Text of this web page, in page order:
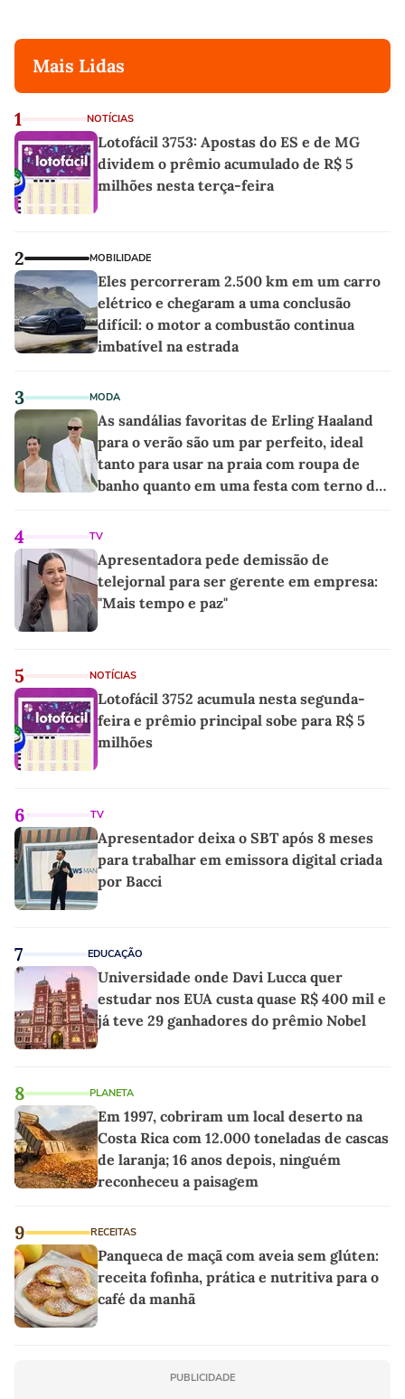
Mais Lidas
1 NOTÍCIAS
Lotofácil 3753: Apostas do ES e de MG
dividem o prêmio acumulado de R$ 5
milhões nesta terça-feira
2 MOBILIDADE
Eles percorreram 2.500 km em um carro
elétrico e chegaram a uma conclusão
difícil: o motor a combustão continua
imbatível na estrada
3 MODA
As sandálias favoritas de Erling Haaland
para o verão são um par perfeito, ideal
tanto para usar na praia com roupa de
banho quanto em uma festa com terno de
4 TV
Apresentadora pede demissão de
telejornal para ser gerente em empresa:
"Mais tempo e paz"
5 NOTÍCIAS
Lotofácil 3752 acumula nesta segunda-
feira e prêmio principal sobe para R$ 5
milhões
6 TV
Apresentador deixa o SBT após 8 meses
para trabalhar em emissora digital criada
por Bacci
7 EDUCAÇÃO
Universidade onde Davi Lucca quer
estudar nos EUA custa quase R$ 400 mil e
já teve 29 ganhadores do prêmio Nobel
8 PLANETA
Em 1997, cobriram um local deserto na
Costa Rica com 12.000 toneladas de cascas
de laranja; 16 anos depois, ninguém
reconheceu a paisagem
9 RECEITAS
Panqueca de maçã com aveia sem glúten:
receita fofinha, prática e nutritiva para o
café da manhã
PUBLICIDADE